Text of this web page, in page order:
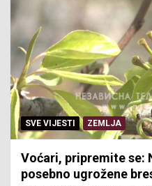
SVE VIJESTI ZEMLJA
Voćari, pripremite se:
posebno ugrožene